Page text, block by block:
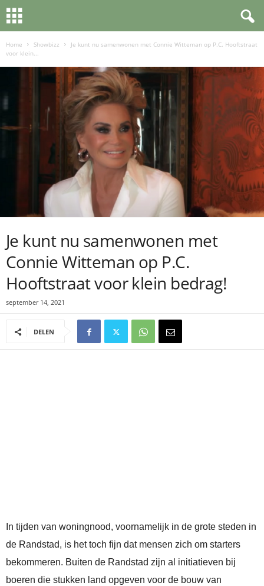
Home Showbizz
Je kunt nu samenwonen met Connie Witteman op P.C. Hooftstraat
voor klein...
Je kunt nu samenwonen met
Connie Witteman op P.C.
Hooftstraat voor klein bedrag!
september 14, 2021
DELEN
In tijden van woningnood, voornamelijk in de grote steden in
de Randstad, is het toch fijn dat mensen zich om starters
bekommeren. Buiten de Randstad zijn al initiatieven bij
boeren die stukken land opgeven voor de bouw van